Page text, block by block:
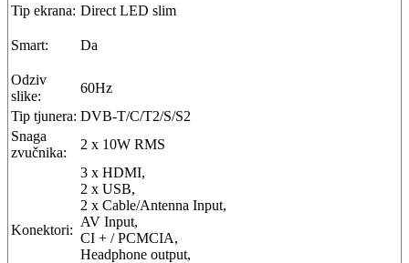
Tip ekrana: Direct LED slim
Smart: Da
Odziv
slike:
60Hz
Tip tjunera: DVB-T/C/T2/S/S2
Snaga
zvučnika:
2 x 10W RMS
Konektori:
3 x HDMI,
2 x USB,
2 x Cable/Antenna Input,
AV Input,
CI + / PCMCIA,
Headphone output,